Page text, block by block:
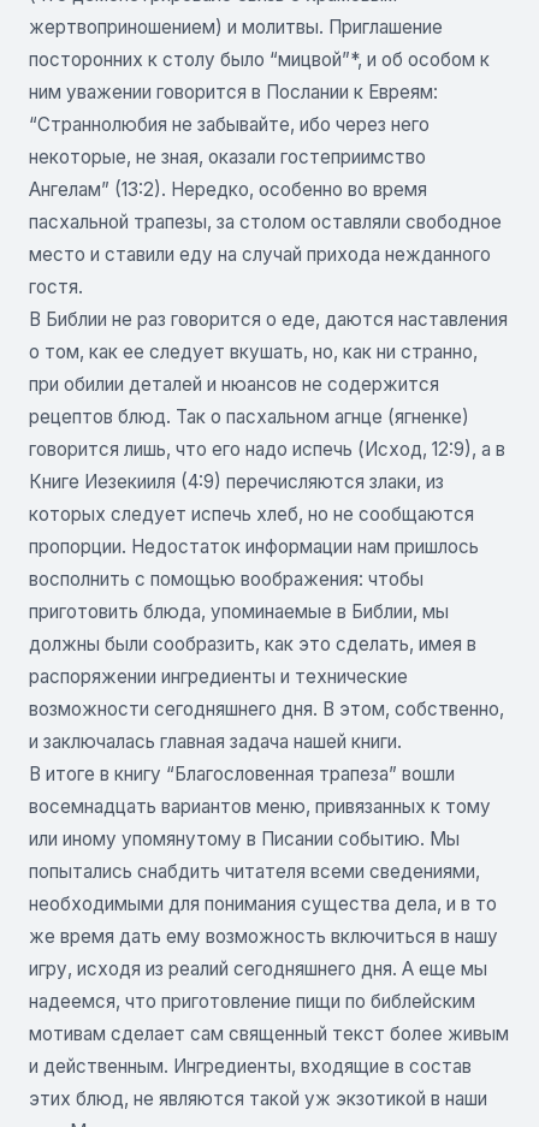
жертвоприношением) и молитвы. Приглашение
посторонних к столу было “мицвой”*, и об особом к
ним уважении говорится в Послании к Евреям:
“Страннолюбия не забывайте, ибо через него
некоторые, не зная, оказали гостеприимство
Ангелам” (13:2). Нередко, особенно во время
пасхальной трапезы, за столом оставляли свободное
место и ставили еду на случай прихода нежданного
гостя.
В Библии не раз говорится о еде, даются наставления
о том, как ее следует вкушать, но, как ни странно,
при обилии деталей и нюансов не содержится
рецептов блюд. Так о пасхальном агнце (ягненке)
говорится лишь, что его надо испечь (Исход, 12:9), а в
Книге Иезекииля (4:9) перечисляются злаки, из
которых следует испечь хлеб, но не сообщаются
пропорции. Недостаток информации нам пришлось
восполнить с помощью воображения: чтобы
приготовить блюда, упоминаемые в Библии, мы
должны были сообразить, как это сделать, имея в
распоряжении ингредиенты и технические
возможности сегодняшнего дня. В этом, собственно,
и заключалась главная задача нашей книги.
В итоге в книгу “Благословенная трапеза” вошли
восемнадцать вариантов меню, привязанных к тому
или иному упомянутому в Писании событию. Мы
попытались снабдить читателя всеми сведениями,
необходимыми для понимания существа дела, и в то
же время дать ему возможность включиться в нашу
игру, исходя из реалий сегодняшнего дня. А еще мы
надеемся, что приготовление пищи по библейским
мотивам сделает сам священный текст более живым
и действенным. Ингредиенты, входящие в состав
этих блюд, не являются такой уж экзотикой в наши